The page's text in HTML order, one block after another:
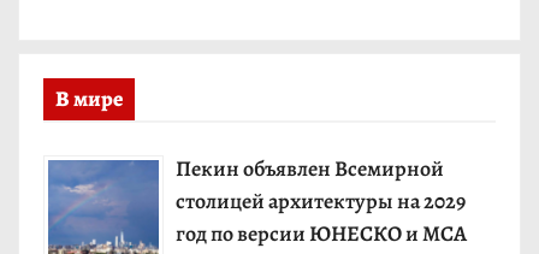
В мире
Пекин объявлен Всемирной
столицей архитектуры на 2029
год по версии ЮНЕСКО и МСА